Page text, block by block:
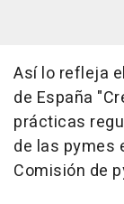
Así lo refleja
de España
prácticas
de las pymes
Comisión de